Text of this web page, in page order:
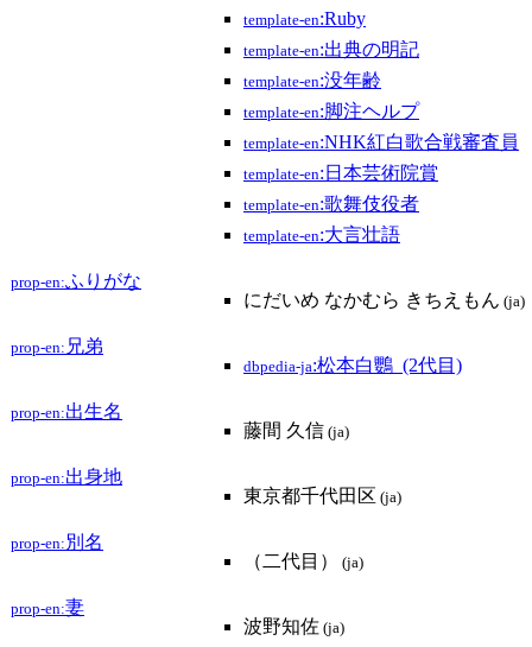
template-en:Ruby
template-en:出典の明記
template-en:没年齢
template-en:脚注ヘルプ
template-en:NHK紅白歌合戦審査員
template-en:日本芸術院賞
template-en:歌舞伎役者
template-en:大言壮語
prop-en:ふりがな
にだいめ なかむら きちえもん (ja)
prop-en: 兄弟
dbpedia-ja:松本白鸚_(2代目)
prop-en:出生名
藤間 久信 (ja)
prop-en:出身地
東京都千代田区 (ja)
prop-en: 別名
（二代目）
(ja)
prop-en:妻
波野知佐 (ja)